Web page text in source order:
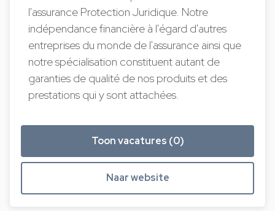
l'assurance Protection Juridique. Notre
indépendance financière à l'égard d'autres
entreprises du monde de l'assurance ainsi que
notre spécialisation constituent autant de
garanties de qualité de nos produits et des
prestations qui y sont attachées.
Toon vacatures (0)
Naar website